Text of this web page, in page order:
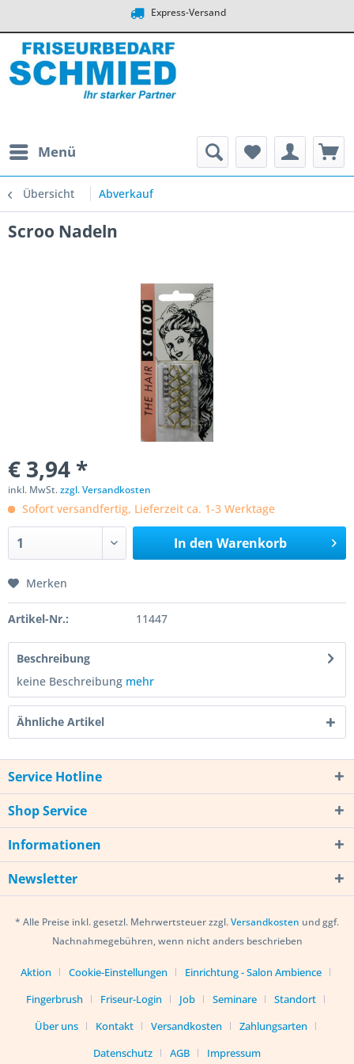
Express-Versand
Menü
Übersicht Abverkauf
Scroo Nadeln
€ 3,94 *
inkl. MwSt.zzgl. Versandkosten
Sofort versandfertig, Lieferzeit ca. 1-3 Werktage
In den Warenkorb
Merken
Artikel-Nr.: 11447
Beschreibung
keine Beschreibung mehr
Ähnliche Artikel
Service Hotline
Shop Service
Informationen
Newsletter
* Alle Preise inkl. gesetzl. Mehrwertsteuer zzgl.Versandkosten und ggf.
Nachnahmegebühren, wenn nicht anders beschrieben
Aktion Cookie-Einstellungen
Einrichtung - Salon Ambience
Fingerbrush
Friseur-Login Job Seminare
Standort
Über uns
Kontakt Versandkosten
Zahlungsarten
Datenschutz
AGB Impressum